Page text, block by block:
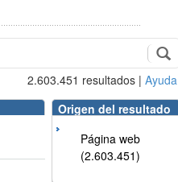
2.603.451 resultados | Ayuda
Origen del resultado
Página web
(2.603.451)